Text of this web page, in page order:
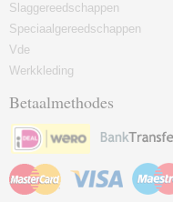
Slaggereedschappen
Speciaalgereedschappen
Vde
Werkkleding
Betaalmethodes